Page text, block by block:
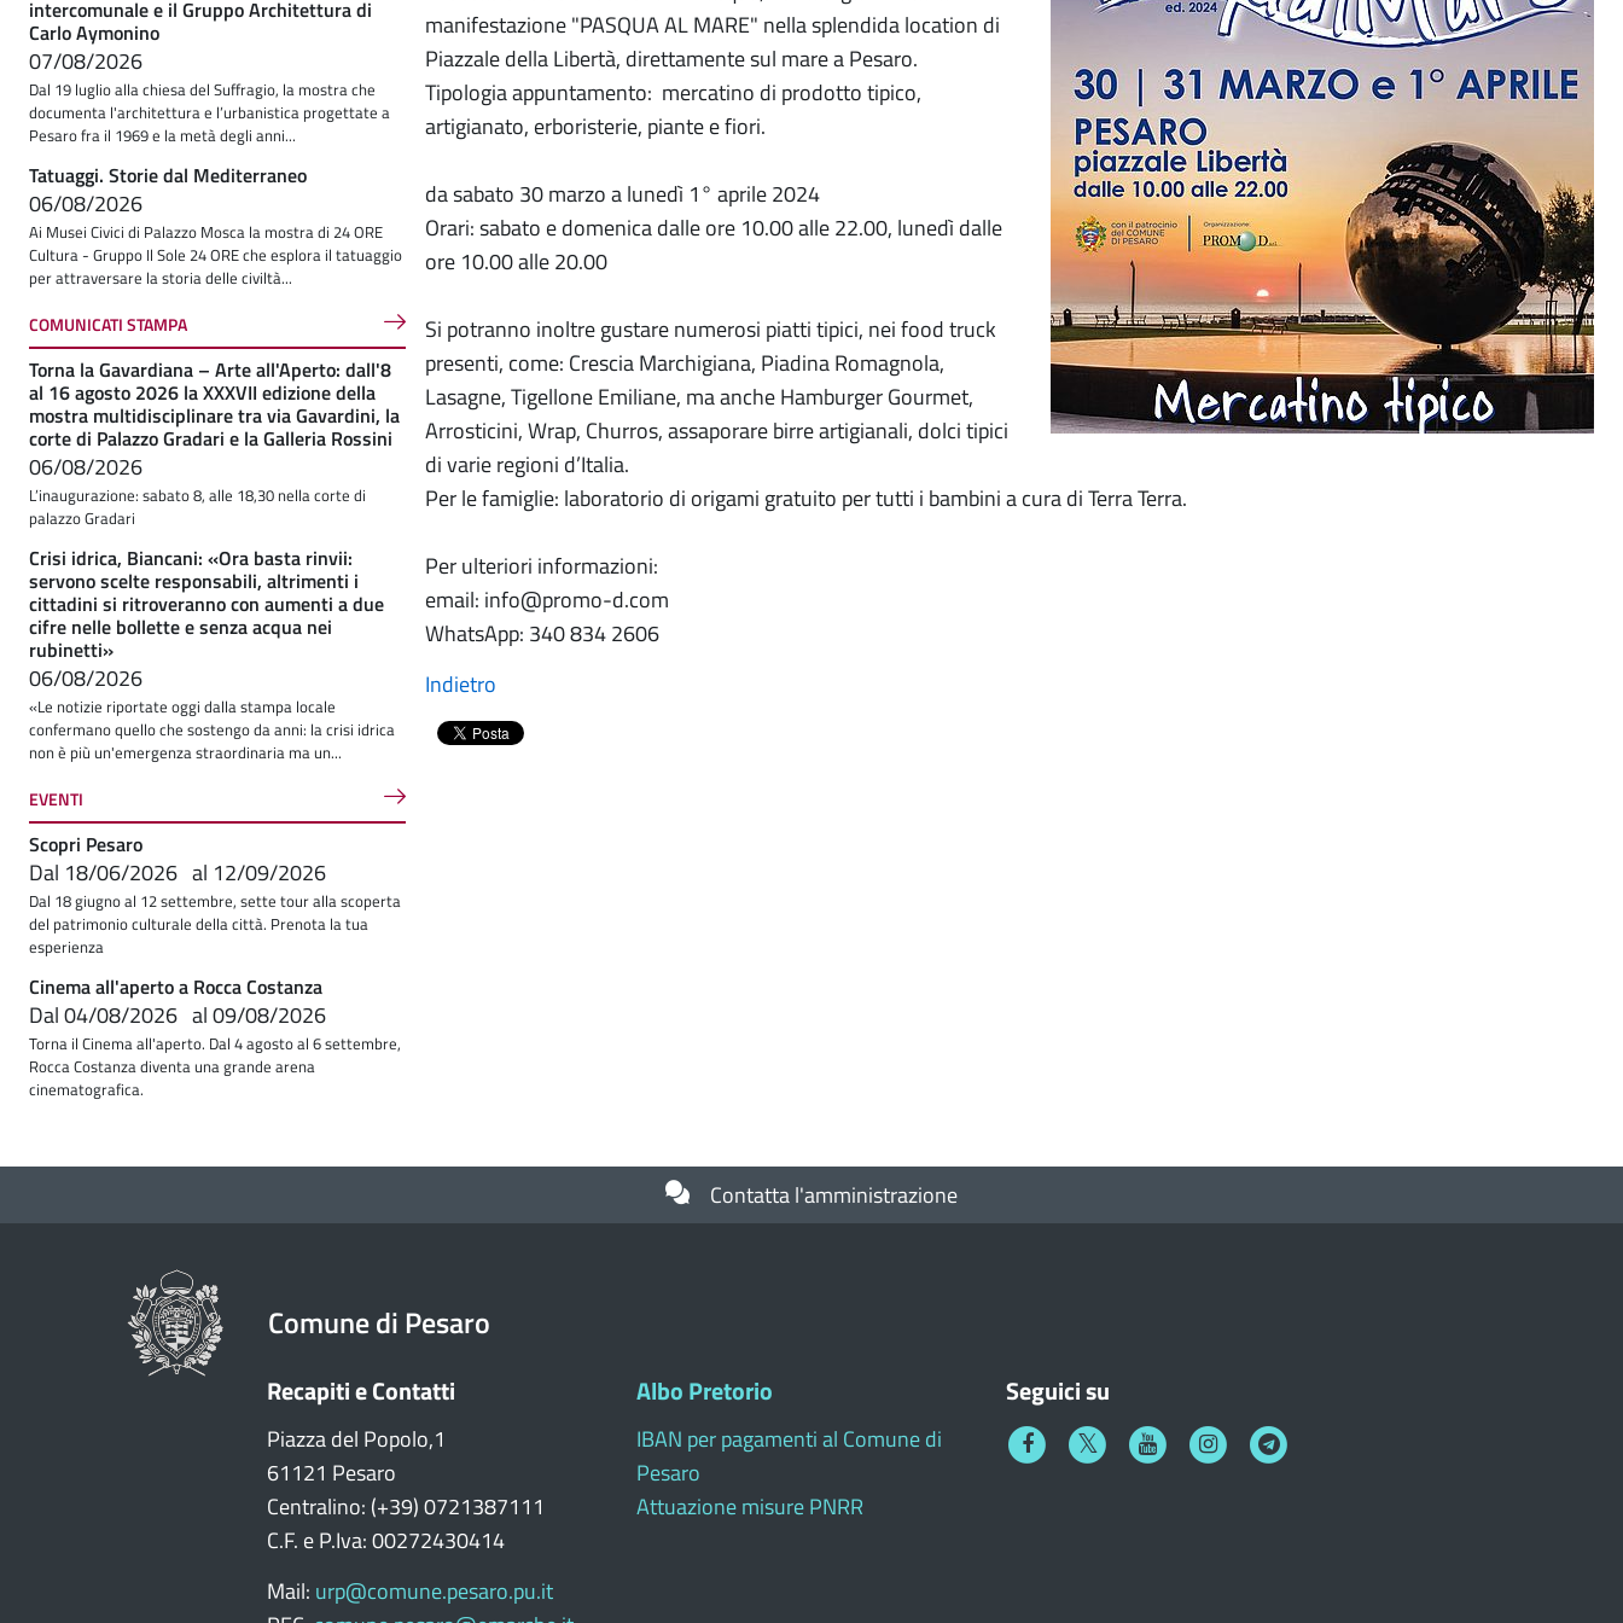
manifestazione "PASQUA AL MARE" nella splendida location di
Piazzale della Libertà, direttamente sul mare a Pesaro.
Tipologia appuntamento: mercatino di prodotto tipico,
artigianato, erboristerie, piante e fiori.
da sabato 30 marzo a lunedì 1° aprile 2024
Orari: sabato e domenica dalle ore 10.00 alle 22.00, lunedì dalle
ore 10.00 alle 20.00
Si potranno inoltre gustare numerosi piatti tipici, nei food truck
presenti, come: Crescia Marchigiana, Piadina Romagnola,
Lasagne, Tigellone Emiliane, ma anche Hamburger Gourmet,
Arrosticini, Wrap, Churros, assaporare birre artigianali, dolci tipici
di varie regioni d’Italia.
Per le famiglie: laboratorio di origami gratuito per tutti i bambini a cura di Terra Terra.
Per ulteriori informazioni:
email: info@promo-d.com
WhatsApp: 340 834 2606
Indietro
intercomunale e il Gruppo Architettura di
Carlo Aymonino
07/08/2026
Dal 19 luglio alla chiesa del Suffragio, la mostra che
documenta l'architettura e l’urbanistica progettate a
Pesaro fra il 1969 e la metà degli anni...
Tatuaggi. Storie dal Mediterraneo
06/08/2026
Ai Musei Civici di Palazzo Mosca la mostra di 24 ORE
Cultura - Gruppo Il Sole 24 ORE che esplora il tatuaggio
per attraversare la storia delle civiltà...
COMUNICATI STAMPA
Torna la Gavardiana – Arte all'Aperto: dall'8
al 16 agosto 2026 la XXXVII edizione della
mostra multidisciplinare tra via Gavardini, la
corte di Palazzo Gradari e la Galleria Rossini
06/08/2026
L’inaugurazione: sabato 8, alle 18,30 nella corte di
palazzo Gradari
Crisi idrica, Biancani: «Ora basta rinvii:
servono scelte responsabili, altrimenti i
cittadini si ritroveranno con aumenti a due
cifre nelle bollette e senza acqua nei
rubinetti»
06/08/2026
«Le notizie riportate oggi dalla stampa locale
confermano quello che sostengo da anni: la crisi idrica
non è più un'emergenza straordinaria ma un...
EVENTI
Scopri Pesaro
Dal 18/06/2026 al 12/09/2026
Dal 18 giugno al 12 settembre, sette tour alla scoperta
del patrimonio culturale della città. Prenota la tua
esperienza
Cinema all'aperto a Rocca Costanza
Dal04/08/2026 al09/08/2026
Torna il Cinema all'aperto. Dal 4 agosto al 6 settembre,
Rocca Costanza diventa una grande arena
cinematografica.
Contatta l'amministrazione
Comune di Pesaro
Recapiti e Contatti
Piazza del Popolo,1
61121 Pesaro
Centralino: (+39) 0721387111
C.F. e P.Iva: 00272430414
Mail: urp@comune.pesaro.pu.it
Albo Pretorio
IBAN per pagamenti al Comune di
Pesaro
Attuazione misure PNRR
Seguici su
FacebookTwitter YoutubeInstagramTelegram